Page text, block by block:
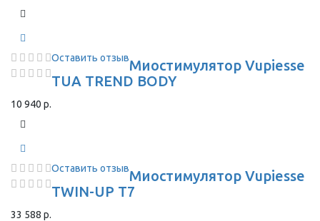
Оставить отзывМиостимулятор Vupiesse
TUA TREND BODY
10 940 р.
Оставить отзывМиостимулятор Vupiesse
TWIN-UP T7
33 588 р.